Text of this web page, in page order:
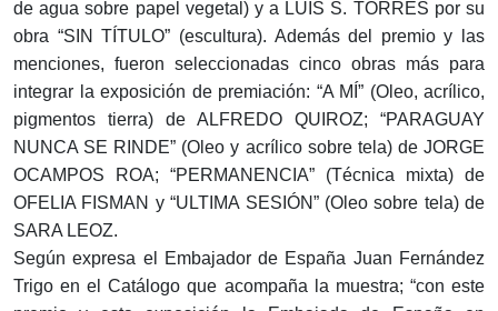
de agua sobre papel vegetal) y a LUIS S. TORRES por su
obra “SIN TÍTULO” (escultura). Además del premio y las
menciones, fueron seleccionadas cinco obras más para
integrar la exposición de premiación: “A MÍ” (Oleo, acrílico,
pigmentos tierra) de ALFREDO QUIROZ; “PARAGUAY
NUNCA SE RINDE” (Oleo y acrílico sobre tela) de JORGE
OCAMPOS ROA; “PERMANENCIA” (Técnica mixta) de
OFELIA FISMAN y “ULTIMA SESIÓN” (Oleo sobre tela) de
SARA LEOZ.
Según expresa el Embajador de España Juan Fernández
Trigo en el Catálogo que acompaña la muestra; “con este